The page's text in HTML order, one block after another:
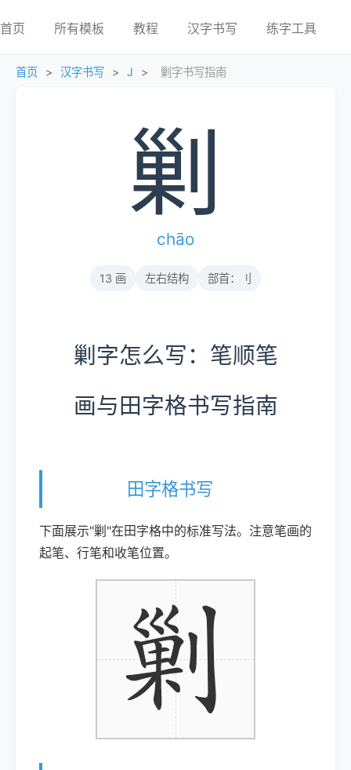
首页 所有模板 教程 汉字书写 练字工具
首页 > 汉字书写 > J > 剿字书写指南
剿
chāo
13 画 左右结构 部首：刂
剿字怎么写：笔顺笔
画与田字格书写指南
田字格书写
下面展示"剿"在田字格中的标准写法。注意笔画的
起笔、行笔和收笔位置。